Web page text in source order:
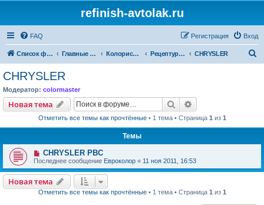
refinish-avtolak.ru
FAQ Вход
Регистрация
Список форумов Главные форумы Колористика Рецептуры участников (архив) CHRYSLER
CHRYSLER
Модератор: colormaster
Новая тема Поиск
Отметить все темы как прочтённые• 1 тема • Страница 1 из 1
Темы
CHRYSLER PBC
Последнее сообщение Евроколор « 11 ноя 2011, 16:53
Новая тема
Отметить все темы как прочтённые• 1 тема • Страница 1 из 1